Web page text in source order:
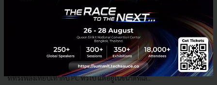
รู้จัก Intel NUC ซีรีส์ PC ขนาดเล็กจาก Intel ที่ตอบโจทย์ทุก
Intel NUC (นัค) เป็นซีรีส์คอมพิวเตอร์ PC ขนาดเล็ก ที่ทาง Intel ออกแบบ
มาเพื่อตอบโจทย์การทำงานในอนาคต ด้วยการให้ประสิทธิภาพการทำงาน
ที่ทรงพลังเทียบเท่ากับ PC ทั่วไป แต่อยู่ในขนาดที่เล...